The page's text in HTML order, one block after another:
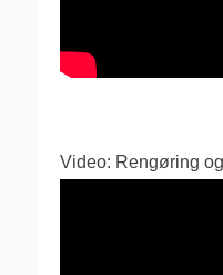
Video: Rengøring